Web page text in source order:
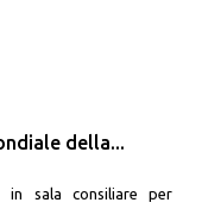
della...
in sala consiliare per